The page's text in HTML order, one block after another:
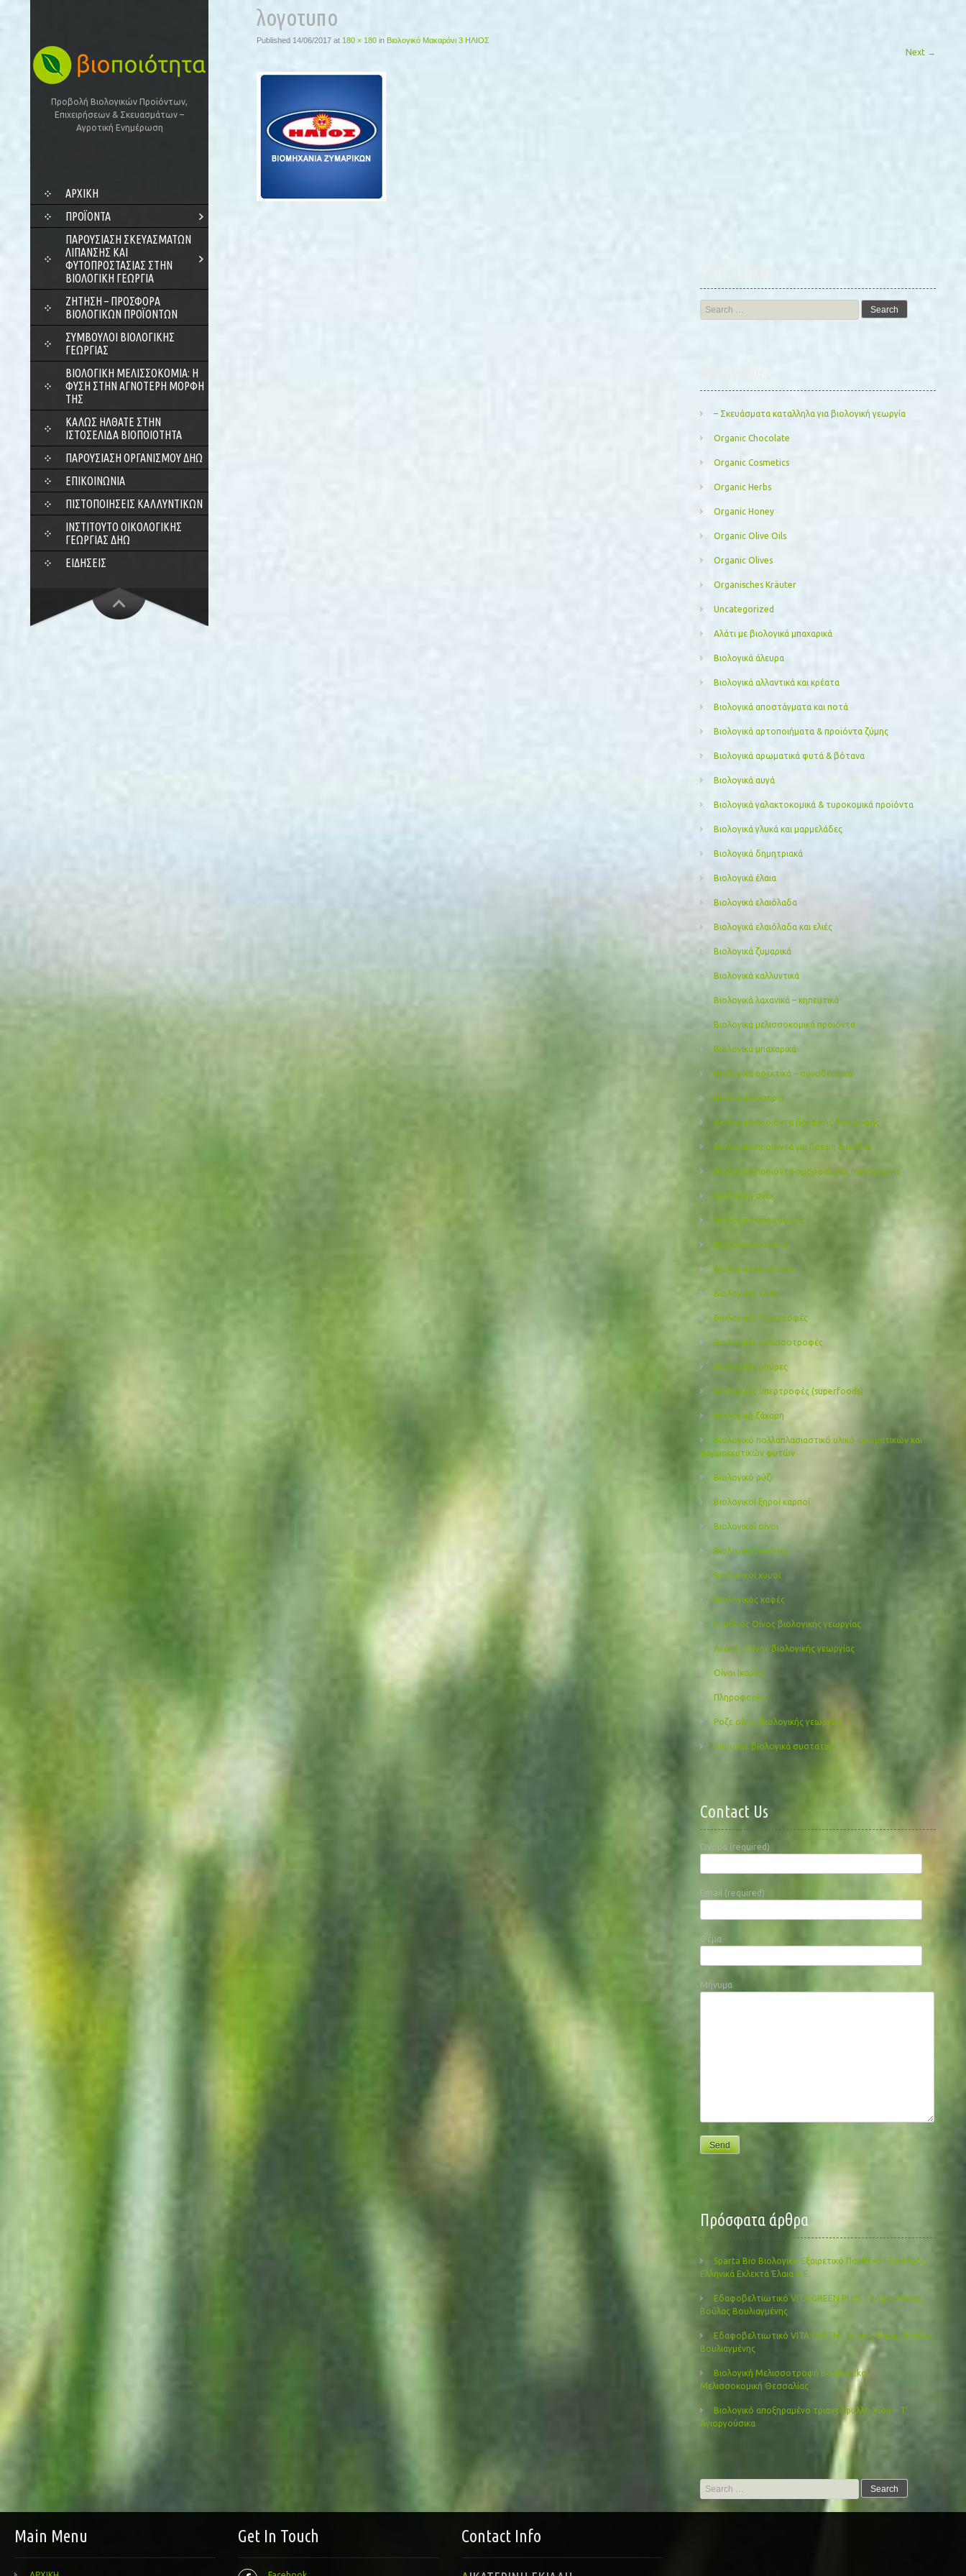
Προβολή Βιολογικών Προϊόντων,
Επιχειρήσεων & Σκευασμάτων –
Αγροτική Ενημέρωση
SKIP
CONTENT
ΑΡΧΙΚΗ
ΠΡΟΪΌΝΤΑ
ΠΑΡΟΥΣΊΑΣΗ ΣΚΕΥΑΣΜΆΤΩΝ
ΛΊΠΑΝΣΗΣ ΚΑΙ
ΦΥΤΟΠΡΟΣΤΑΣΊΑΣ ΣΤΗΝ
ΒΙΟΛΟΓΙΚΉ ΓΕΩΡΓΊΑ
ΖΗΤΗΣΗ – ΠΡΟΣΦΟΡΑ
ΒΙΟΛΟΓΙΚΩΝ ΠΡΟΪΟΝΤΩΝ
ΣΎΜΒΟΥΛΟΙ ΒΙΟΛΟΓΙΚΉΣ
ΓΕΩΡΓΊΑΣ
ΒΙΟΛΟΓΙΚΉ ΜΕΛΙΣΣΟΚΟΜΊΑ: Η
ΦΎΣΗ ΣΤΗΝ ΑΓΝΌΤΕΡΗ ΜΟΡΦΉ
ΤΗΣ
ΚΑΛΏΣ ΉΛΘΑΤΕ ΣΤΗΝ
ΙΣΤΟΣΕΛΊΔΑ ΒΙΟΠΟΙΌΤΗΤΑ
ΠΑΡΟΥΣΊΑΣΗ ΟΡΓΑΝΙΣΜΟΎ ΔΗΩ
ΕΠΙΚΟΙΝΩΝΊΑ
ΠΙΣΤΟΠΟΙΉΣΕΙΣ ΚΑΛΛΥΝΤΙΚΏΝ
ΙΝΣΤΙΤΟΎΤΟ ΟΙΚΟΛΟΓΙΚΉΣ
ΓΕΩΡΓΊΑΣ ΔΗΩ
ΕΙΔΉΣΕΙΣ
λογοτυπο
Published 14/06/2017 at 180 × 180 in Βιολογικό Μακαρόνι 3 ΗΛΙΟΣ
Next →
Search
for:
– Σκευάσματα καταλληλα για βιολογική γεωργία
Organic Chocolate
Organic Cosmetics
Organic Herbs
Organic Honey
Organic Olive Oils
Organic Olives
Organisches Kräuter
Uncategorized
Αλάτι με βιολογικά μπαχαρικά
Βιολογικά άλευρα
Βιολογικά αλλαντικά και κρέατα
Βιολογικά αποστάγματα και ποτά
Βιολογικά αρτοποιήματα & προϊόντα ζύμης
Βιολογικά αρωματικά φυτά & βότανα
Βιολογικά αυγά
Βιολογικά γαλακτοκομικά & τυροκομικά προϊόντα
Βιολογικά γλυκά και μαρμελάδες
Βιολογικά δημητριακά
Βιολογικά έλαια
Βιολογικά ελαιόλαδα
Βιολογικά ελαιόλαδα και ελιές
Βιολογικά ζυμαρικά
Βιολογικά καλλυντικά
Βιολογικά λαχανικά – κηπευτικά
Βιολογικά μελισσοκομικά προιόντα
Βιολογικά μπαχαρικά
Βιολογικά ορεκτικά – συνοδευτικά
Βιολογικά όσπρια
Βιολογικά προϊόντα βρεφικής διατροφής
Βιολογικά προϊόντα για βρέφη & παιδιά
Βιολογικά προιόντα ομορφιάς και περιποίησης
Βιολογικά σνακ
Βιολογικά σπορόφυτα
Βιολογικά φρούτα
Βιολογικά ωμά σνακ
Βιολογικές ελιές
Βιολογικές ζωοτροφές
Βιολογικές μελισσοτροφές
Βιολογικές μπύρες
Βιολογικές υπερτροφές (superfoods)
Βιολογική ζάχαρη
Βιολογικό πολλαπλασιαστικό υλικό αρωματικών και
φαρμακευτικών φυτών
Βιολογικό ρύζι
Βιολογικοί ξηροί καρποί
Βιολογικοί οίνοι
Βιολογικοί σπόροι
Βιολογικοί χυμοί
Βιολογικός καφές
Ερυθρός Οίνος βιολογικής γεωργίας
Λευκός Οίνος βιολογικής γεωργίας
Οίνοι Ικαρίας
Πληροφορίες
Ροζε οίνος βιολογικής γεωργίας
Χυμοί με βιολογικά συστατικά
Contact Us
Όνομα (required)
Email (required)
Θέμα
Μήνυμα
Πρόσφατα άρθρα
Sparta Bio Βιολογικό Εξαιρετικό Παρθένο Ελαιόλαδο –
Ελληνικά Εκλεκτά Έλαια Α.Ε.
Εδαφοβελτιωτικό VITA GREEN PLUS – Δήμος Βάρης
Βούλας Βουλιαγμένης
Εδαφοβελτιωτικό VITA GREEN – Δήμος Βάρης Βούλας
Βουλιαγμένης
Βιολογική Μελισσοτροφή Βανίλια 2kg –
Μελισσοκομική Θεσσαλίας
Βιολογικό αποξηραμένο τριαντάφυλλο Χίου – Τ’
Αγιοργούσικα
Search
for:
Main Menu Get In Touch Contact Info